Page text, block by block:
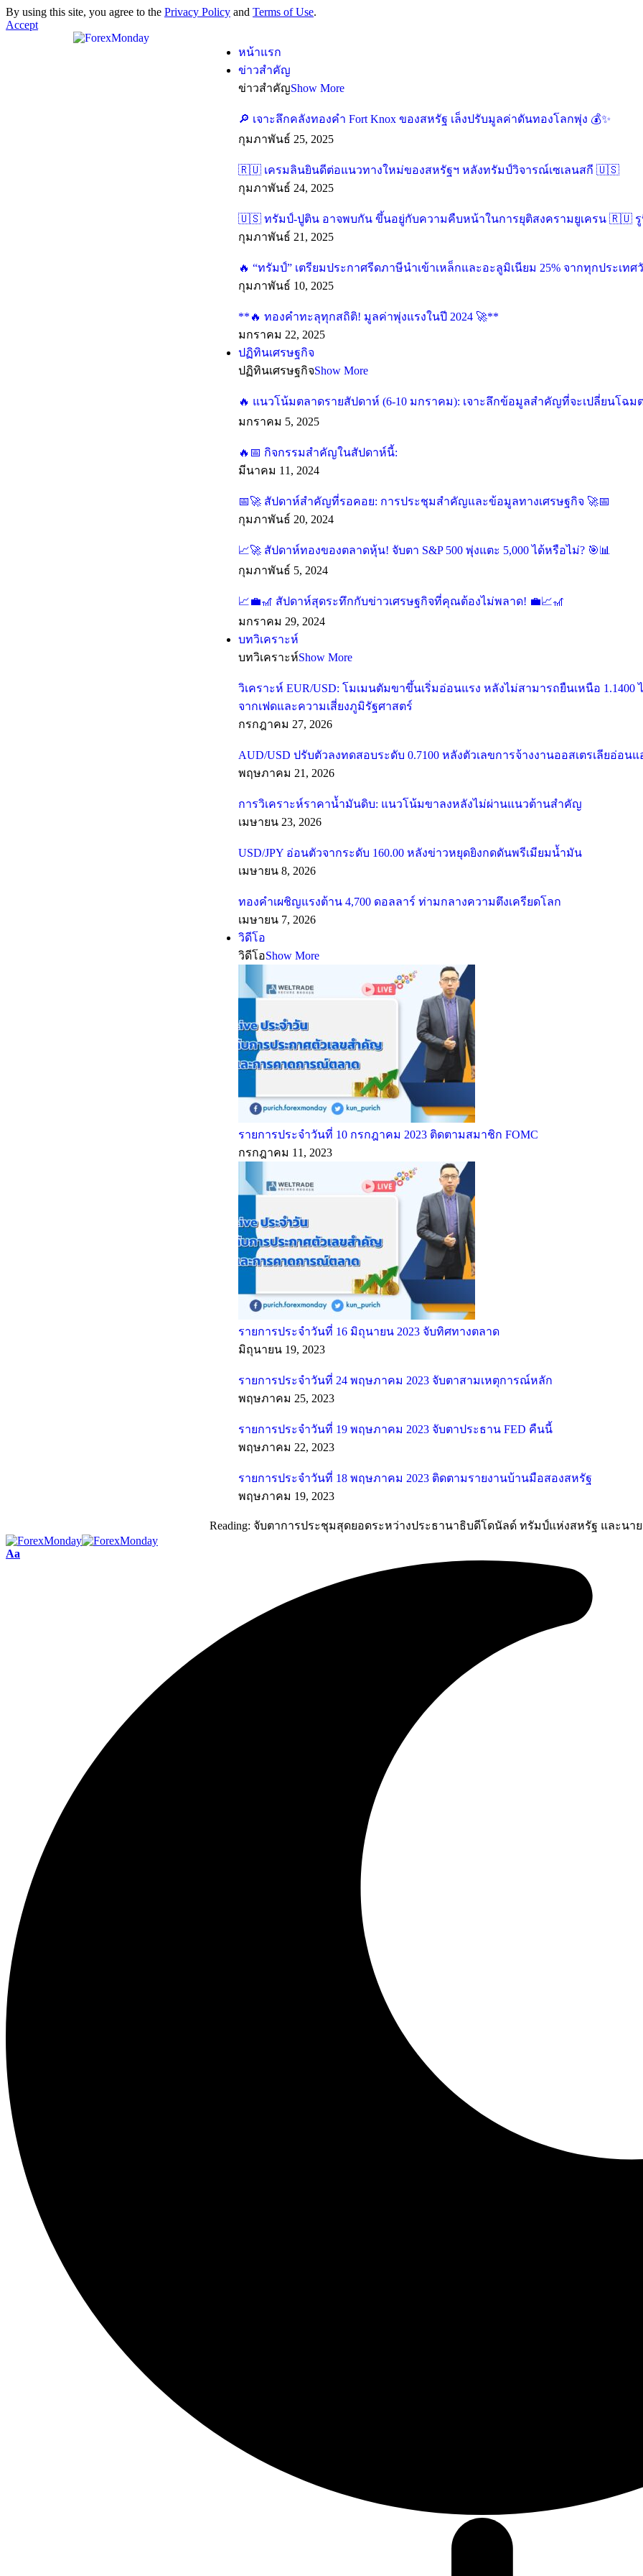
By using this site, you agree to the Privacy Policy and Terms of Use.
Accept
หน้าแรก
ข่าวสำคัญ
ข่าวสำคัญShow More
🔎 เจาะลึกคลังทองคำ Fort Knox ของสหรัฐ เล็งปรับมูลค่าดันทองโลกพุ่ง 💰✨
กุมภาพันธ์ 25, 2025
🇷🇺 เครมลินยินดีต่อแนวทางใหม่ของสหรัฐฯ หลังทรัมป์วิจารณ์เซเลนสกี 🇺🇸
กุมภาพันธ์ 24, 2025
🇺🇸 ทรัมป์-ปูติน อาจพบกัน ขึ้นอยู่กับความคืบหน้าในการยุติสงครามยูเครน 🇷🇺 รู
กุมภาพันธ์ 21, 2025
🔥 “ทรัมป์” เตรียมประกาศรีดภาษีนำเข้าเหล็กและอะลูมิเนียม 25% จากทุกประเท
กุมภาพันธ์ 10, 2025
**🔥 ทองคำทะลุทุกสถิติ! มูลค่าพุ่งแรงในปี 2024 🚀**
มกราคม 22, 2025
ปฏิทินเศรษฐกิจ
ปฏิทินเศรษฐกิจShow More
🔥 แนวโน้มตลาดรายสัปดาห์ (6-10 มกราคม): เจาะลึกข้อมูลสำคัญที่จะเปลี่ยนโฉม
มกราคม 5, 2025
🔥📅 กิจกรรมสำคัญในสัปดาห์นี้:
มีนาคม 11, 2024
📅🚀 สัปดาห์สำคัญที่รอคอย: การประชุมสำคัญและข้อมูลทางเศรษฐกิจ 🚀📅
กุมภาพันธ์ 20, 2024
📈🚀 สัปดาห์ทองของตลาดหุ้น! จับตา S&P 500 พุ่งแตะ 5,000 ได้หรือไม่? 🎯📊
กุมภาพันธ์ 5, 2024
📈💼🎢 สัปดาห์สุดระทึกกับข่าวเศรษฐกิจที่คุณต้องไม่พลาด! 💼📈🎢
มกราคม 29, 2024
บทวิเคราะห์
บทวิเคราะห์Show More
วิเคราะห์ EUR/USD: โมเมนตัมขาขึ้นเริ่มอ่อนแรง หลังไม่สามารถยืนเหนือ 1.1400
จากเฟดและความเสี่ยงภูมิรัฐศาสตร์
กรกฎาคม 27, 2026
AUD/USD ปรับตัวลงทดสอบระดับ 0.7100 หลังตัวเลขการจ้างงานออสเตรเลียอ่อน
พฤษภาคม 21, 2026
การวิเคราะห์ราคาน้ำมันดิบ: แนวโน้มขาลงหลังไม่ผ่านแนวต้านสำคัญ
เมษายน 23, 2026
USD/JPY อ่อนตัวจากระดับ 160.00 หลังข่าวหยุดยิงกดดันพรีเมียมน้ำมัน
เมษายน 8, 2026
ทองคำเผชิญแรงต้าน 4,700 ดอลลาร์ ท่ามกลางความตึงเครียดโลก
เมษายน 7, 2026
วิดีโอ
วิดีโอShow More
รายการประจำวันที่ 10 กรกฎาคม 2023 ติดตามสมาชิก FOMC
กรกฎาคม 11, 2023
รายการประจำวันที่ 16 มิถุนายน 2023 จับทิศทางตลาด
มิถุนายน 19, 2023
รายการประจำวันที่ 24 พฤษภาคม 2023 จับตาสามเหตุการณ์หลัก
พฤษภาคม 25, 2023
รายการประจำวันที่ 19 พฤษภาคม 2023 จับตาประธาน FED คืนนี้
พฤษภาคม 22, 2023
รายการประจำวันที่ 18 พฤษภาคม 2023 ติดตามรายงานบ้านมือสองสหรัฐ
พฤษภาคม 19, 2023
Reading: จับตาการประชุมสุดยอดระหว่างประธานาธิบดีโดนัลด์ ทรัมป์แห่งสหรัฐ และนา
Aa